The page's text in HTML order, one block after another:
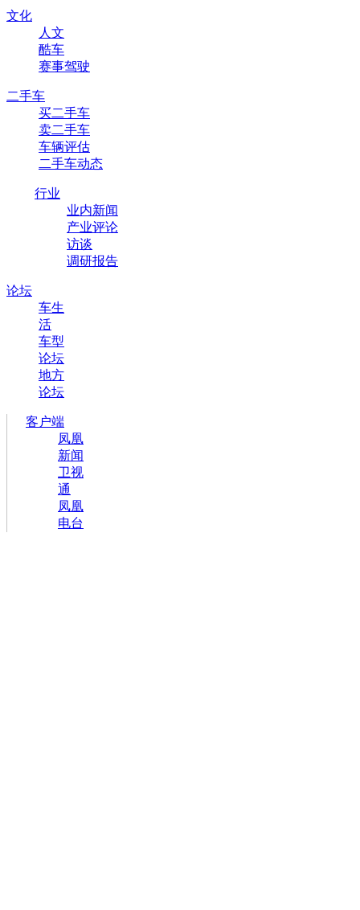
文化
人文
酷车
赛事驾驶
二手车
买二手车
卖二手车
车辆评估
二手车动态
行业
业内新闻
产业评论
访谈
调研报告
论坛
车生
活
车型
论坛
地方
论坛
客户端
凤凰
新闻
卫视
通
凤凰
电台